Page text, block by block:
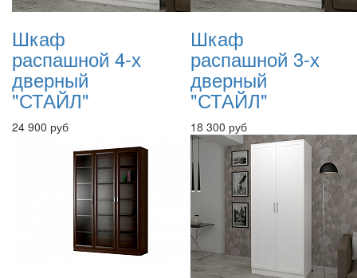
Шкаф
распашной 4-х
дверный
"СТАЙЛ"
24 900 руб
Шкаф
распашной 3-х
дверный
"СТАЙЛ"
18 300 руб